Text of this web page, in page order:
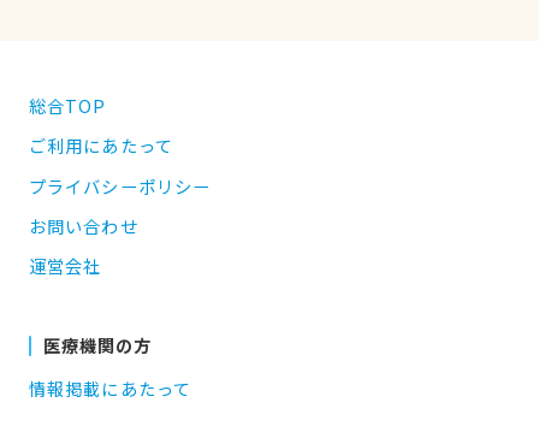
総合TOP
ご利用にあたって
プライバシーポリシー
お問い合わせ
運営会社
医療機関の方
情報掲載にあたって